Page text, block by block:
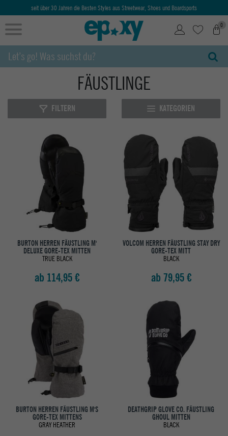
seit über 30 Jahren die Besten Styles aus Streetwear, Shoes und Boardsports
0
FÄUSTLINGE
FILTERN KATEGORIEN
BURTON HERREN FÄUSTLING M'
DELUXE GORE-TEX MITTEN
TRUE BLACK
ab 114,95 €
VOLCOM HERREN FÄUSTLING STAY DRY
GORE-TEX MITT
BLACK
ab 79,95 €
BURTON HERREN FÄUSTLING M'S
GORE-TEX MITTENS
GRAY HEATHER
DEATHGRIP GLOVE CO. FÄUSTLING
GHOUL MITTEN
BLACK